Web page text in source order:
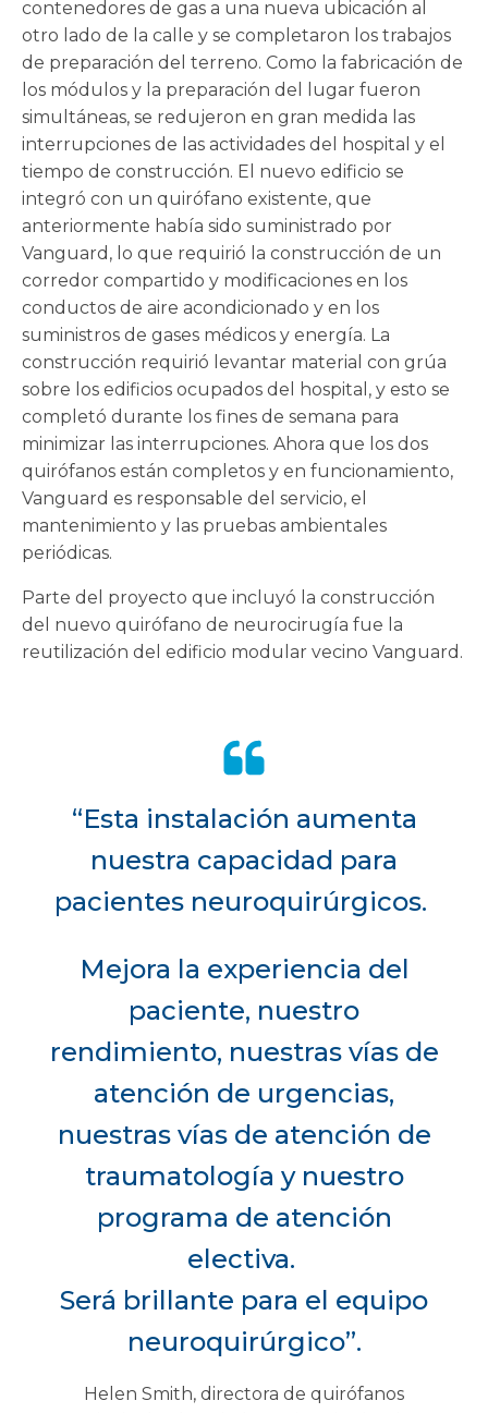
contenedores de gas a una nueva ubicación al
otro lado de la calle y se completaron los trabajos
de preparación del terreno. Como la fabricación de
los módulos y la preparación del lugar fueron
simultáneas, se redujeron en gran medida las
interrupciones de las actividades del hospital y el
tiempo de construcción. El nuevo edificio se
integró con un quirófano existente, que
anteriormente había sido suministrado por
Vanguard, lo que requirió la construcción de un
corredor compartido y modificaciones en los
conductos de aire acondicionado y en los
suministros de gases médicos y energía. La
construcción requirió levantar material con grúa
sobre los edificios ocupados del hospital, y esto se
completó durante los fines de semana para
minimizar las interrupciones. Ahora que los dos
quirófanos están completos y en funcionamiento,
Vanguard es responsable del servicio, el
mantenimiento y las pruebas ambientales
periódicas.
Parte del proyecto que incluyó la construcción
del nuevo quirófano de neurocirugía fue la
reutilización del edificio modular vecino Vanguard.
“Esta instalación aumenta
nuestra capacidad para
pacientes neuroquirúrgicos.
Mejora la experiencia del
paciente, nuestro
rendimiento, nuestras vías de
atención de urgencias,
nuestras vías de atención de
traumatología y nuestro
programa de atención
electiva.
Será brillante para el equipo
neuroquirúrgico”.
Helen Smith, directora de quirófanos